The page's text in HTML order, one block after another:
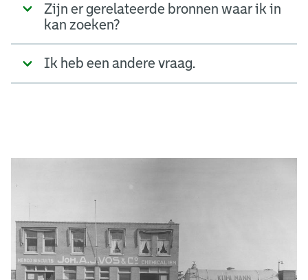
Zijn er gerelateerde bronnen waar ik in
kan zoeken?
Ik heb een andere vraag.
e
s
b
e
n